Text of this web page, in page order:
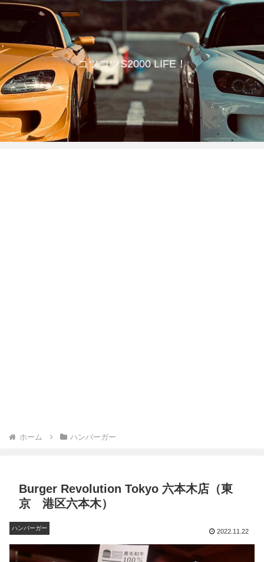
コツコツS2000 LIFE！
ホーム ハンバーガー
Burger Revolution Tokyo 六本木店（東
京 港区六本木）
ハンバーガー
2022.11.22